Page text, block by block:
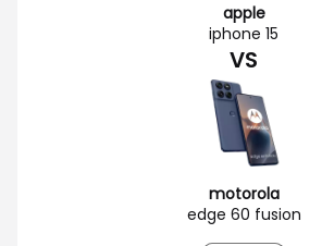
apple
iphone 15
VS
motorola
edge 60 fusion